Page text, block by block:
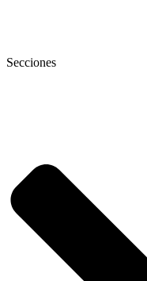
Secciones